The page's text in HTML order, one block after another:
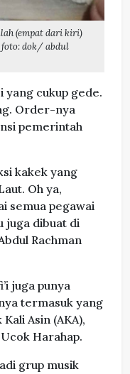
(empat dari kiri)
foto: dok/ abdul
yang cukup gede.
Order-nya
pemerintah
kakek yang
Oh ya,
semua pegawai
juga dibuat di
Rachman
juga punya
termasuk yang
Asin (AKA),
Harahap.
grup musik